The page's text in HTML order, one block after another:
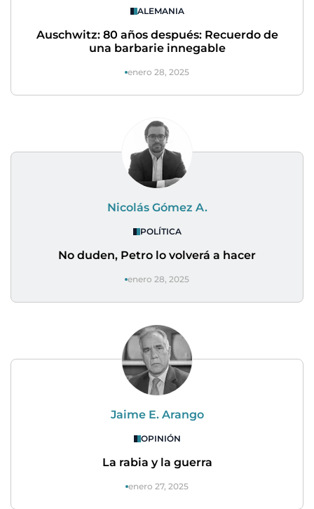
ALEMANIA
Auschwitz: 80 años después: Recuerdo de
una barbarie innegable
enero 28, 2025
Nicolás Gómez A.
POLÍTICA
No duden, Petro lo volverá a hacer
enero 28, 2025
Jaime E. Arango
OPINIÓN
La rabia y la guerra
enero 27, 2025